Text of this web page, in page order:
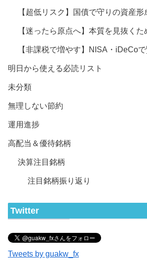
【超低リスク】国債で守りの資産形
【迷ったら原点へ】本質を見抜く
【非課税で増やす】NISA・iDeCo
明日から使える必読リスト
未分類
無理しない節約
運用進捗
高配当＆優待銘柄
決算注目銘柄
注目銘柄振り返り
Twitter
Tweets by guakw_fx